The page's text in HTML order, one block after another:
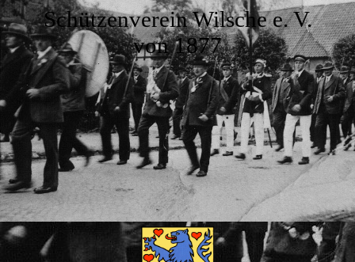
Schützenverein Wilsche e. V.
von 1877